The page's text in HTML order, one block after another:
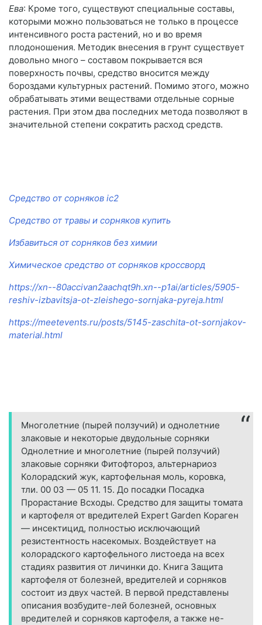
Ева: Кроме того, существуют специальные составы,
которыми можно пользоваться не только в процессе
интенсивного роста растений, но и во время
плодоношения. Методик внесения в грунт существует
довольно много – составом покрывается вся
поверхность почвы, средство вносится между
бороздами культурных растений. Помимо этого, можно
обрабатывать этими веществами отдельные сорные
растения. При этом два последних метода позволяют в
значительной степени сократить расход средств.
Средство от сорняков ic2
Средство от травы и сорняков купить
Избавиться от сорняков без химии
Химическое средство от сорняков кроссворд
https://xn--80accivan2aachqt9h.xn--p1ai/articles/5905-
reshiv-izbavitsja-ot-zleishego-sornjaka-pyreja.html
https://meetevents.ru/posts/5145-zaschita-ot-sornjakov-
material.html
Многолетние (пырей ползучий) и однолетние
злаковые и некоторые двудольные сорняки
Однолетние и многолетние (пырей ползучий)
злаковые сорняки Фитофтороз, альтернариоз
Колорадский жук, картофельная моль, коровка,
тли. 00 03 — 05 11. 15. До посадки Посадка
Прорастание Всходы. Средство для защиты томата
и картофеля от вредителей Expert Garden Кораген
— инсектицид, полностью исключающий
резистентность насекомых. Воздействует на
колорадского картофельного листоеда на всех
стадиях развития от личинки до. Книга Защита
картофеля от болезней, вредителей и сорняков
состоит из двух частей. В первой представлены
описания возбудите-лей болезней, основных
вредителей и сорняков картофеля, а также не-